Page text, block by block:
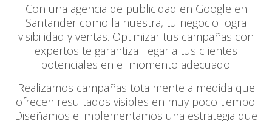
Con una agencia de publicidad en Google en
Santander como la nuestra, tu negocio logra
visibilidad y ventas. Optimizar tus campañas con
expertos te garantiza llegar a tus clientes
potenciales en el momento adecuado.
Realizamos campañas totalmente a medida que
ofrecen resultados visibles en muy poco tiempo.
Diseñamos e implementamos una estrategia que